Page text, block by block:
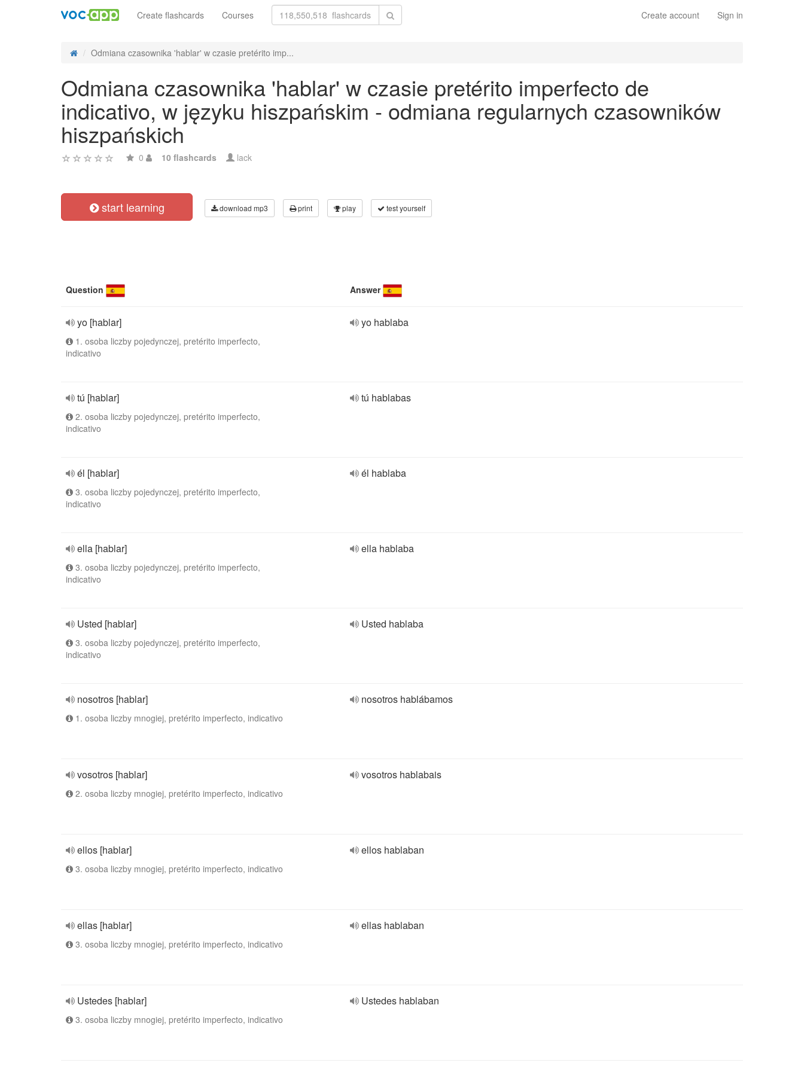
Create account Sign in
Create flashcards Courses
Odmiana czasownika 'hablar' w czasie pretérito imp...
Odmiana czasownika 'hablar' w czasie pretérito imperfecto de
indicativo, w języku hiszpańskim - odmiana regularnych czasowników
hiszpańskich
0 10 flashcards lack
start learning download mp3 print play test yourself
Question Answer
yo [hablar]
1. osoba liczby pojedynczej, pretérito imperfecto,
indicativo
yo hablaba
tú [hablar]
2. osoba liczby pojedynczej, pretérito imperfecto,
indicativo
tú hablabas
él [hablar]
3. osoba liczby pojedynczej, pretérito imperfecto,
indicativo
él hablaba
ella [hablar]
3. osoba liczby pojedynczej, pretérito imperfecto,
indicativo
ella hablaba
Usted [hablar]
3. osoba liczby pojedynczej, pretérito imperfecto,
indicativo
Usted hablaba
nosotros [hablar]
1. osoba liczby mnogiej, pretérito imperfecto, indicativo
nosotros hablábamos
vosotros [hablar]
2. osoba liczby mnogiej, pretérito imperfecto, indicativo
vosotros hablabais
ellos [hablar]
3. osoba liczby mnogiej, pretérito imperfecto, indicativo
ellos hablaban
ellas [hablar]
3. osoba liczby mnogiej, pretérito imperfecto, indicativo
ellas hablaban
Ustedes [hablar]
3. osoba liczby mnogiej, pretérito imperfecto, indicativo
Ustedes hablaban